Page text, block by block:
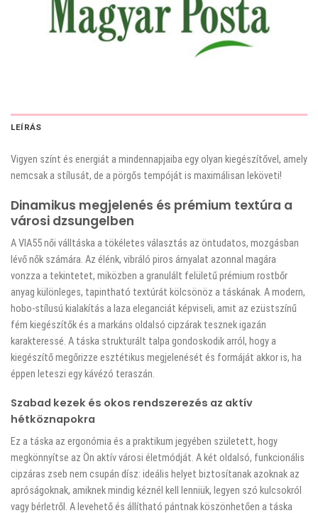
LEÍRÁS
Vigyen színt és energiát a mindennapjaiba egy olyan kiegészítővel, amely
nemcsak a stílusát, de a pörgős tempóját is maximálisan leköveti!
Dinamikus megjelenés és prémium textúra a
városi dzsungelben
A VIA55 női válltáska a tökéletes választás az öntudatos, mozgásban
lévő nők számára. Az élénk, vibráló piros árnyalat azonnal magára
vonzza a tekintetet, miközben a granulált felületű prémium rostbőr
anyag különleges, tapintható textúrát kölcsönöz a táskának. A modern,
hobo-stílusú kialakítás a laza eleganciát képviseli, amit az ezüstszínű
fém kiegészítők és a markáns oldalsó cipzárak tesznek igazán
karakteressé. A táska strukturált talpa gondoskodik arról, hogy a
kiegészítő megőrizze esztétikus megjelenését és formáját akkor is, ha
éppen leteszi egy kávézó teraszán.
Szabad kezek és okos rendszerezés az aktív
hétköznapokra
Ez a táska az ergonómia és a praktikum jegyében született, hogy
megkönnyítse az Ön aktív városi életmódját. A két oldalsó, funkcionális
cipzáras zseb nem csupán dísz: ideális helyet biztosítanak azoknak az
apróságoknak, amiknek mindig kéznél kell lenniük, legyen szó kulcsokról
vagy bérletről. A levehető és állítható pántnak köszönhetően a táska